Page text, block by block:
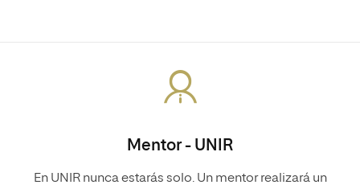
Mentor - UNIR
En UNIR nunca estarás solo. Un mentor realizará un